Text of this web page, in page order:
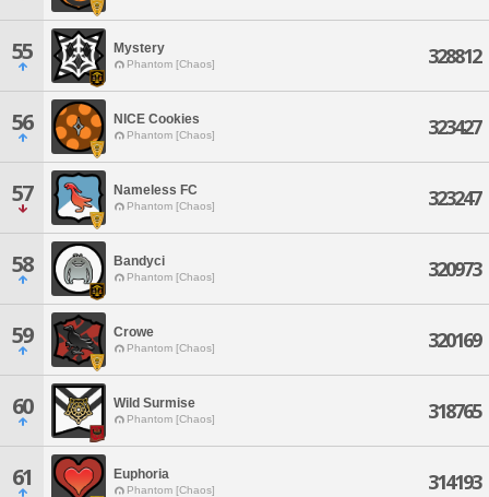
55 Mystery
Phantom [Chaos] 328812
56 NICE Cookies
Phantom [Chaos] 323427
57 Nameless FC
Phantom [Chaos] 323247
58 Bandyci
Phantom [Chaos] 320973
59 Crowe
Phantom [Chaos] 320169
60 Wild Surmise
Phantom [Chaos] 318765
61 Euphoria
Phantom [Chaos] 314193